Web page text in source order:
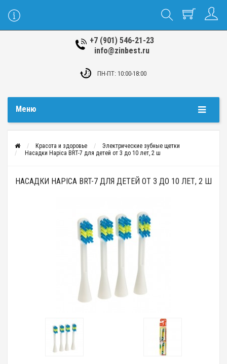
+7 (901) 546-21-23
info@zinbest.ru
ПН-ПТ: 10:00-18:00
Меню
Красота и здоровье
Электрические зубные щетки
Насадки Hapica BRT-7 для детей от 3 до 10 лет, 2 ш
НАСАДКИ HAPICA BRT-7 ДЛЯ ДЕТЕЙ ОТ 3 ДО 10 ЛЕТ, 2 Ш